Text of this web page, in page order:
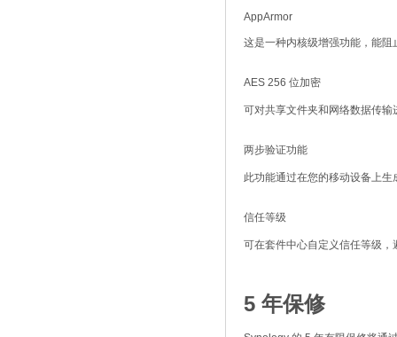
AppArmor
这是一种内核级增强功能，能
AES 256 位加密
可对共享文件夹和网络数据传
两步验证功能
此功能通过在您的移动设备上
信任等级
可在套件中心自定义信任等级
5 年保修